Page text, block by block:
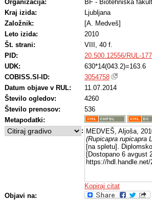
Organizacija:
BF - Biotehniška
Kraj izida:
Ljubljana
Založnik:
[A. Medveš]
Leto izida:
2010
Št. strani:
VIII, 40 f.
PID:
20.500.12556/RUL-
UDK:
630*14(043.2)=163.6
COBISS.SI-ID:
3054758
Datum objave v RUL:
11.07.2014
Število ogledov:
4260
Število prenosov:
536
Metapodatki:
: MEDVEŠ, Aljoša,
(Rupicapra rupicapra
[na spletu].
[Dostopano 6 avgust
https://
Kopiraj citat
Objavi na: